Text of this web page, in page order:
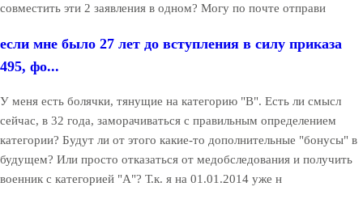
совместить эти 2 заявления в одном? Могу по почте отправи
если мне было 27 лет до вступления в силу приказа
495, фо...
У меня есть болячки, тянущие на категорию "В". Есть ли смысл
сейчас, в 32 года, заморачиваться с правильным определением
категории? Будут ли от этого какие-то дополнительные "бонусы" в
будущем? Или просто отказаться от медобследования и получить
военник с категорией "А"? Т.к. я на 01.01.2014 уже н